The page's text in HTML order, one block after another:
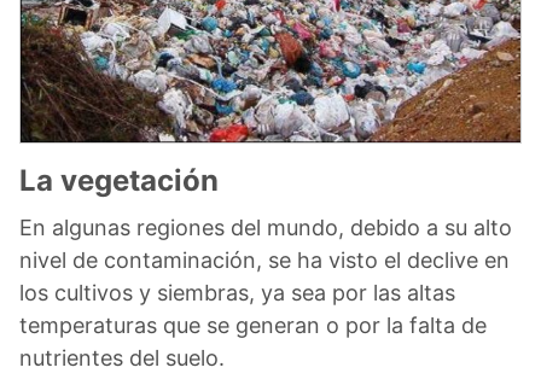
La vegetación
En algunas regiones del mundo, debido a su alto
nivel de contaminación, se ha visto el declive en
los cultivos y siembras, ya sea por las altas
temperaturas que se generan o por la falta de
nutrientes del suelo.